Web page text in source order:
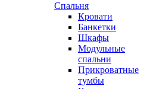
Спальня
Кровати
Банкетки
Шкафы
Модульные
спальни
Прикроватные
тумбы